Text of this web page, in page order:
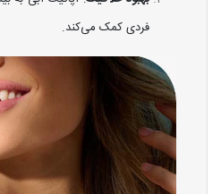
فردی کمک می‌کند.